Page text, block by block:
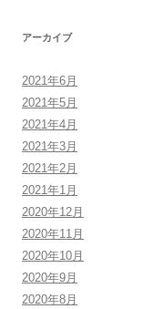
アーカイブ
2021年6月
2021年5月
2021年4月
2021年3月
2021年2月
2021年1月
2020年12月
2020年11月
2020年10月
2020年9月
2020年8月